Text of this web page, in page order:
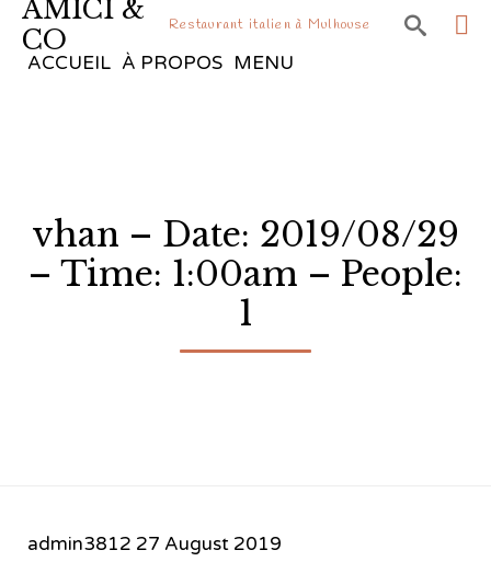
AMICI &
CO
Restaurant italien à Mulhouse 
ACCUEIL À PROPOS MENU
vhan – Date: 2019/08/29
– Time: 1:00am – People:
1
admin3812 27 August 2019